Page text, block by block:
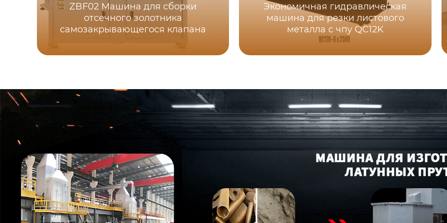
ZBF02 Машина для сборки
отсечного золотника
самозакрывающегося клапана
Экономичная гидравлическая
машина для резки листового
металла с чпу QC12K